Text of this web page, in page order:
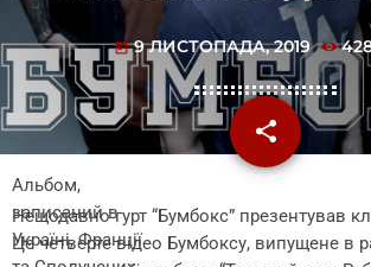
today 9 ЛИСТОПАДА, 2019
share
email
Нещодавно гурт “Бумбокс” презентував
Це четверте відео Бумбоксу, випущене в
Альбом,
записаний в
Україні, Франції